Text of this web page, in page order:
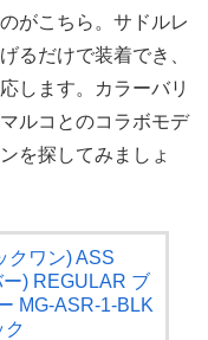
がこちら。サドルレ
るだけで装着でき、
します。カラーバリ
ルコとのコラボモデ
を探してみましょ
クワン) ASS
) REGULAR ブ
MG-ASR-1-BLK
ク